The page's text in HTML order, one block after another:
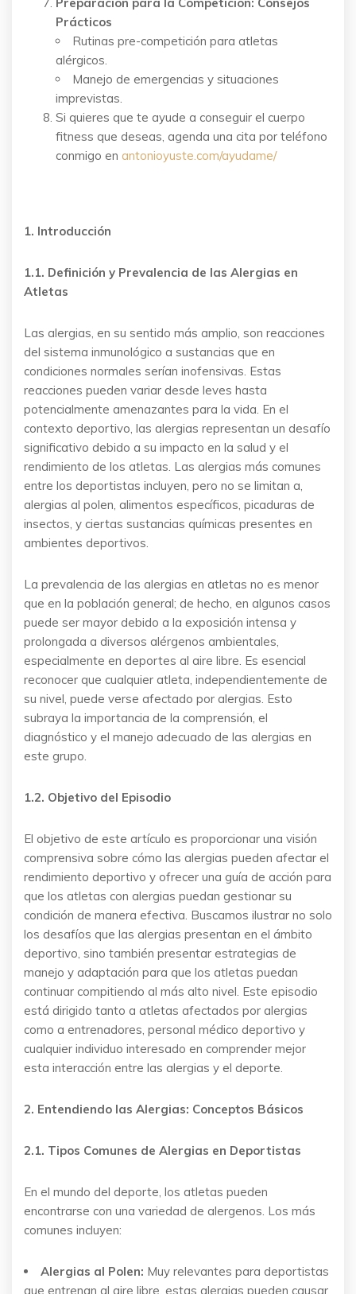
Prácticos
Rutinas pre-competición para atletas
alérgicos.
Manejo de emergencias y situaciones
imprevistas.
Si quieres que te ayude a conseguir el cuerpo
fitness que deseas, agenda una cita por teléfono
conmigo en antonioyuste.com/ayudame/
1. Introducción
1.1. Definición y Prevalencia de las Alergias en
Atletas
Las alergias, en su sentido más amplio, son reacciones
del sistema inmunológico a sustancias que en
condiciones normales serían inofensivas. Estas
reacciones pueden variar desde leves hasta
potencialmente amenazantes para la vida. En el
contexto deportivo, las alergias representan un desafío
significativo debido a su impacto en la salud y el
rendimiento de los atletas. Las alergias más comunes
entre los deportistas incluyen, pero no se limitan a,
alergias al polen, alimentos específicos, picaduras de
insectos, y ciertas sustancias químicas presentes en
ambientes deportivos.
La prevalencia de las alergias en atletas no es menor
que en la población general; de hecho, en algunos casos
puede ser mayor debido a la exposición intensa y
prolongada a diversos alérgenos ambientales,
especialmente en deportes al aire libre. Es esencial
reconocer que cualquier atleta, independientemente de
su nivel, puede verse afectado por alergias. Esto
subraya la importancia de la comprensión, el
diagnóstico y el manejo adecuado de las alergias en
este grupo.
1.2. Objetivo del Episodio
El objetivo de este artículo es proporcionar una visión
comprensiva sobre cómo las alergias pueden afectar el
rendimiento deportivo y ofrecer una guía de acción para
que los atletas con alergias puedan gestionar su
condición de manera efectiva. Buscamos ilustrar no solo
los desafíos que las alergias presentan en el ámbito
deportivo, sino también presentar estrategias de
manejo y adaptación para que los atletas puedan
continuar compitiendo al más alto nivel. Este episodio
está dirigido tanto a atletas afectados por alergias
como a entrenadores, personal médico deportivo y
cualquier individuo interesado en comprender mejor
esta interacción entre las alergias y el deporte.
2. Entendiendo las Alergias: Conceptos Básicos
2.1. Tipos Comunes de Alergias en Deportistas
En el mundo del deporte, los atletas pueden
encontrarse con una variedad de alergenos. Los más
comunes incluyen:
Alergias al Polen: Muy relevantes para deportistas
que entrenan al aire libre, estas alergias pueden causar